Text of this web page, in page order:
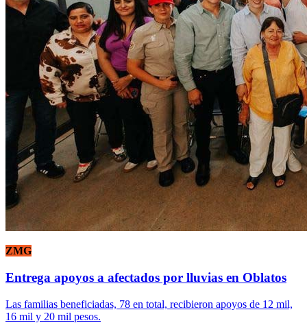
ZMG
Entrega apoyos a afectados por lluvias en Oblatos
Las familias beneficiadas, 78 en total, recibieron apoyos de 12 mil,
16 mil y 20 mil pesos.